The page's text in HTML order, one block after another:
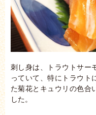
刺し身は、トラウトサー
っていて、特にトラウト
た菊花とキュウリの色合
した。